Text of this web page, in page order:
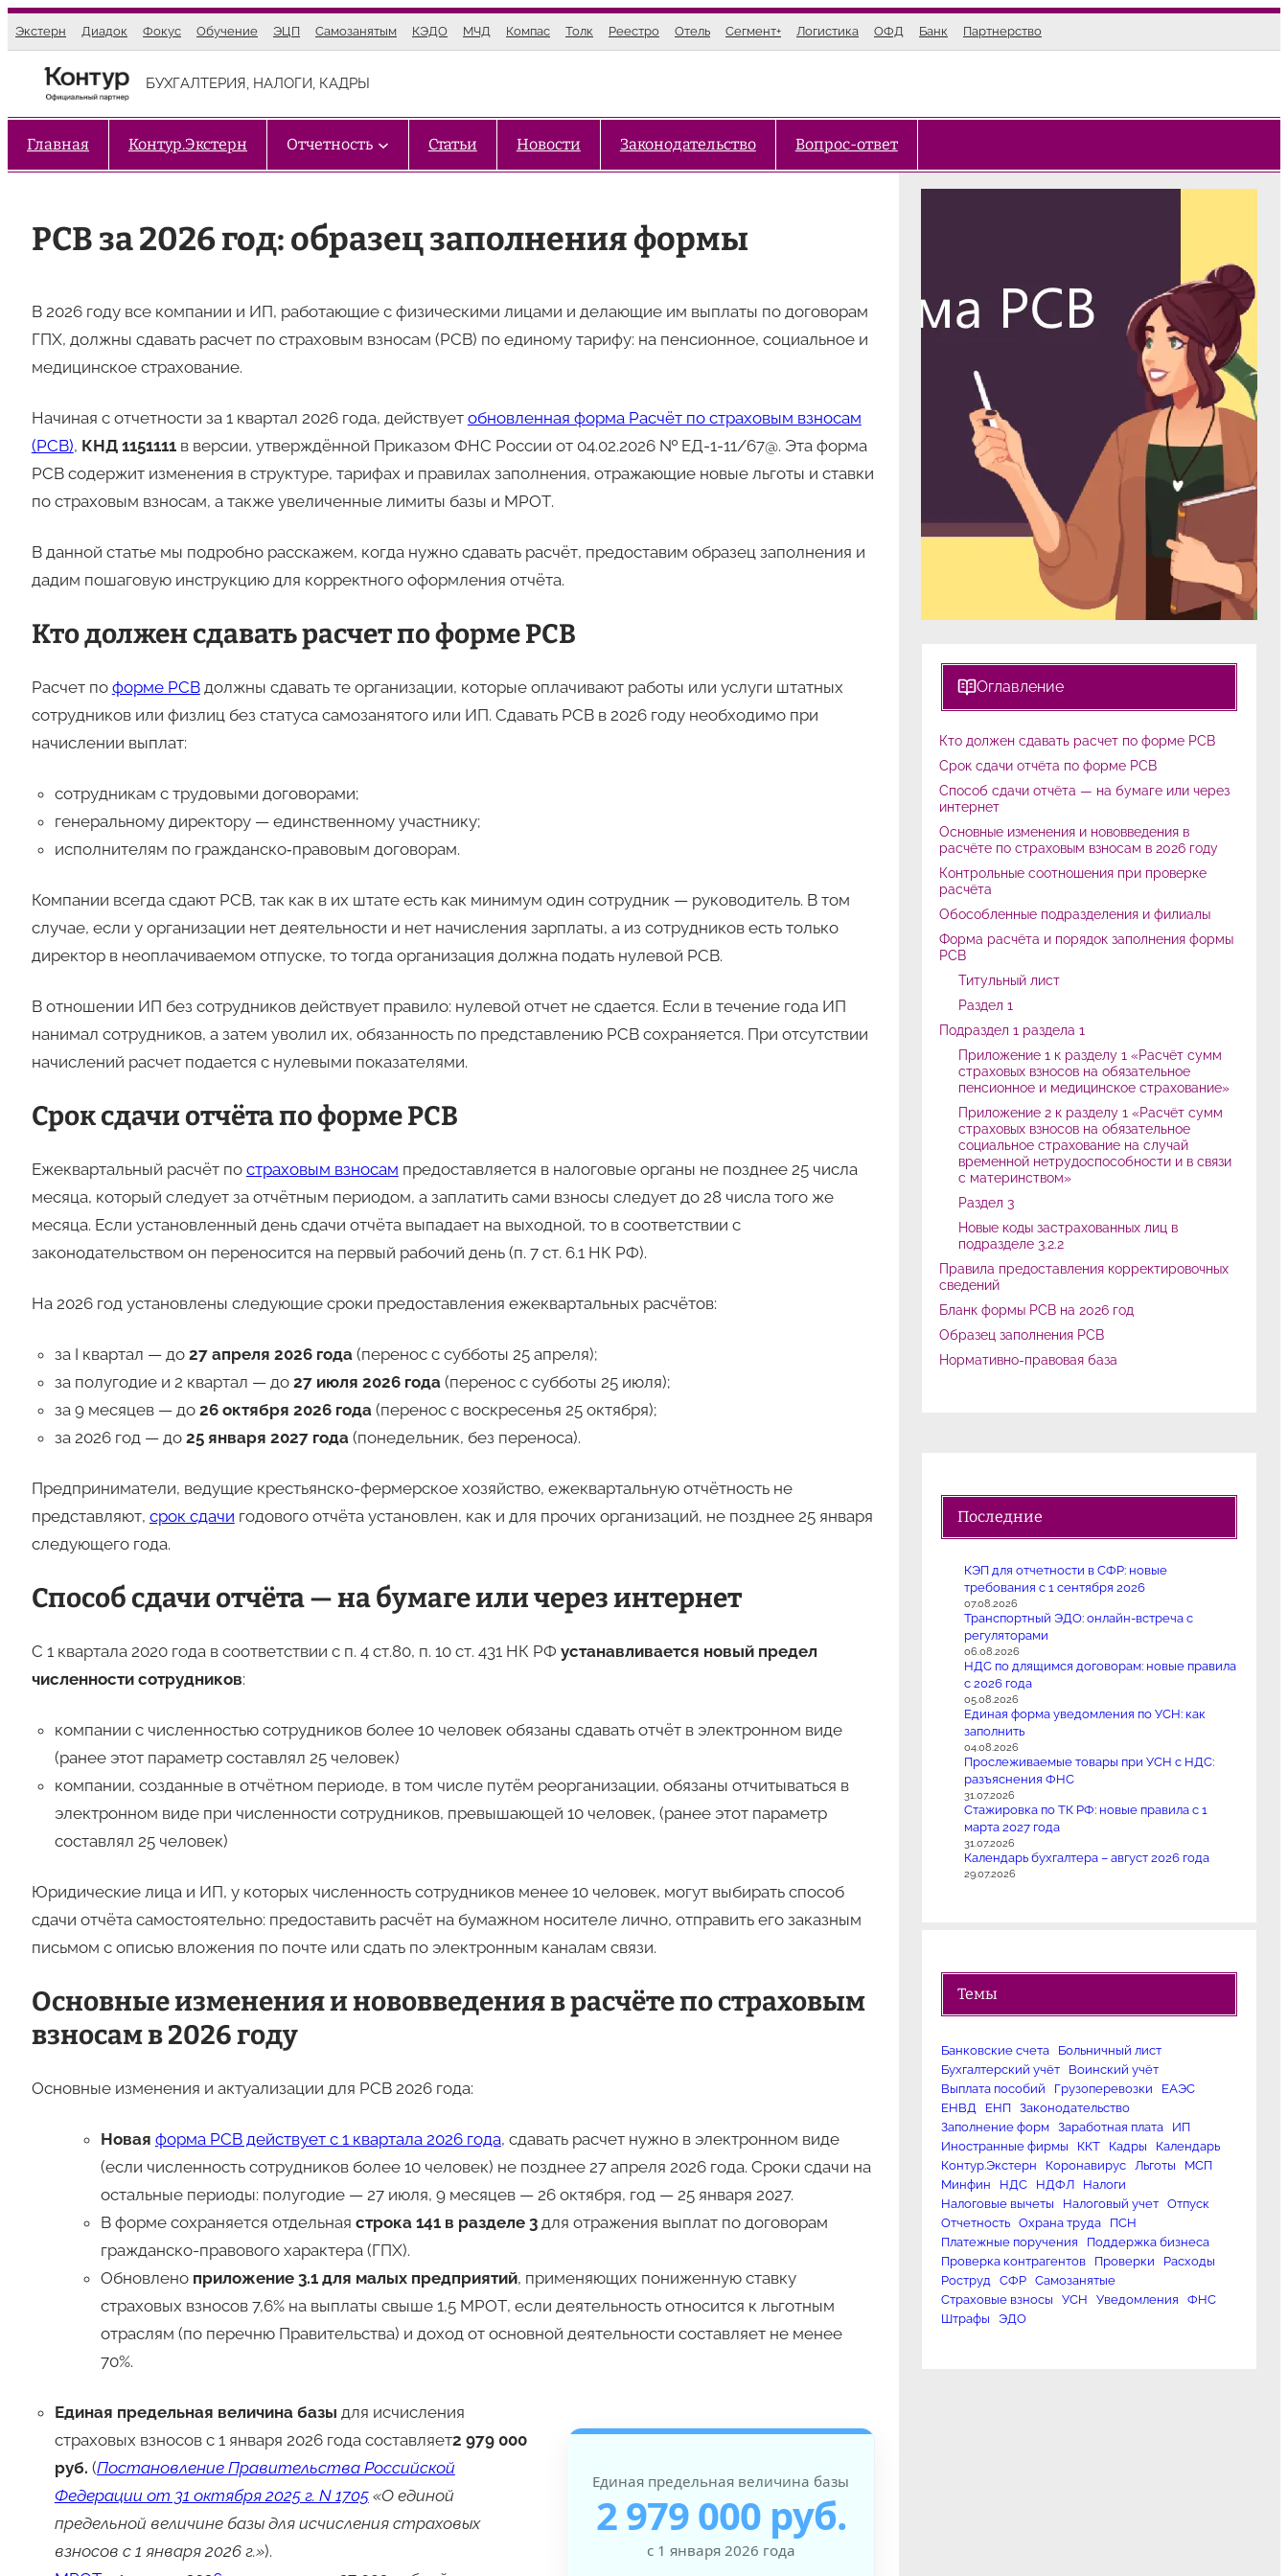
к
содержимому
Экстерн Диадок Фокус Обучение ЭЦП Самозанятым КЭДО МЧД Компас Толк Реестро Отель Сегмент+ Логистика ОФД Банк Партнерство
БУХГАЛТЕРИЯ, НАЛОГИ, КАДРЫ
Главная Контур.Экстерн Отчетность Статьи Новости Законодательство Вопрос-ответ
РСВ за 2026 год: образец заполнения формы
В 2026 году все компании и ИП, работающие с физическими лицами и делающие им выплаты по договорам
ГПХ, должны сдавать расчет по страховым взносам (РСВ) по единому тарифу: на пенсионное, социальное и
медицинское страхование.
Начиная с отчетности за 1 квартал 2026 года, действует обновленная форма Расчёт по страховым взносам
(РСВ), КНД 1151111 в версии, утверждённой Приказом ФНС России от 04.02.2026 № ЕД-1-11/67@. Эта форма
РСВ содержит изменения в структуре, тарифах и правилах заполнения, отражающие новые льготы и ставки
по страховым взносам, а также увеличенные лимиты базы и МРОТ.
В данной статье мы подробно расскажем, когда нужно сдавать расчёт, предоставим образец заполнения и
дадим пошаговую инструкцию для корректного оформления отчёта.
Кто должен сдавать расчет по форме РСВ
Расчет по форме РСВдолжны сдавать те организации, которые оплачивают работы или услуги штатных
сотрудников или физлиц без статуса самозанятого или ИП. Сдавать РСВ в 2026 году необходимо при
начислении выплат:
сотрудникам с трудовыми договорами;
генеральному директору — единственному участнику;
исполнителям по гражданско‑правовым договорам.
Компании всегда сдают РСВ, так как в их штате есть как минимум один сотрудник — руководитель. В том
случае, если у организации нет деятельности и нет начисления зарплаты, а из сотрудников есть только
директор в неоплачиваемом отпуске, то тогда организация должна подать нулевой РСВ.
В отношении ИП без сотрудников действует правило: нулевой отчет не сдается. Если в течение года ИП
нанимал сотрудников, а затем уволил их, обязанность по представлению РСВ сохраняется. При отсутствии
начислений расчет подается с нулевыми показателями.
Срок сдачи отчёта по форме РСВ
Ежеквартальный расчёт по страховым взносам предоставляется в налоговые органы не позднее 25 числа
месяца, который следует за отчётным периодом, а заплатить сами взносы следует до 28 числа того же
месяца. Если установленный день сдачи отчёта выпадает на выходной, то в соответствии с
законодательством он переносится на первый рабочий день (п. 7 ст. 6.1 НК РФ).
На 2026 год установлены следующие сроки предоставления ежеквартальных расчётов:
за I квартал — до 27 апреля 2026 года(перенос с субботы 25 апреля);
за полугодие и 2 квартал — до 27 июля 2026 года(перенос с субботы 25 июля);
за 9 месяцев — до 26 октября 2026 года(перенос с воскресенья 25 октября);
за 2026 год — до 25 января 2027 года(понедельник, без переноса).
Предприниматели, ведущие крестьянско-фермерское хозяйство, ежеквартальную отчётность не
представляют, срок сдачи годового отчёта установлен, как и для прочих организаций, не позднее 25 января
следующего года.
Способ сдачи отчёта — на бумаге или через интернет
С 1 квартала 2020 года в соответствии с п. 4 ст.80, п. 10 ст. 431 НК РФ устанавливается новый предел
численности сотрудников:
компании с численностью сотрудников более 10 человек обязаны сдавать отчёт в электронном виде
(ранее этот параметр составлял 25 человек)
компании, созданные в отчётном периоде, в том числе путём реорганизации, обязаны отчитываться в
электронном виде при численности сотрудников, превышающей 10 человек, (ранее этот параметр
составлял 25 человек)
Юридические лица и ИП, у которых численность сотрудников менее 10 человек, могут выбирать способ
сдачи отчёта самостоятельно: предоставить расчёт на бумажном носителе лично, отправить его заказным
письмом с описью вложения по почте или сдать по электронным каналам связи.
Основные изменения и нововведения в расчёте по страховым
взносам в 2026 году
Основные изменения и актуализации для РСВ 2026 года:
Новая форма РСВ действует с 1 квартала 2026 года, сдавать расчет нужно в электронном виде
(если численность сотрудников более 10 человек) не позднее 27 апреля 2026 года. Сроки сдачи на
остальные периоды: полугодие — 27 июля, 9 месяцев — 26 октября, год — 25 января 2027.
В форме сохраняется отдельная строка 141 в разделе 3для отражения выплат по договорам
гражданско-правового характера (ГПХ).
Обновлено приложение 3.1 для малых предприятий, применяющих пониженную ставку
страховых взносов 7,6% на выплаты свыше 1,5 МРОТ, если деятельность относится к льготным
отраслям (по перечню Правительства) и доход от основной деятельности составляет не менее
70%.
Единая предельная величина базы
2 979 000 руб.
с 1 января 2026 года
Единая предельная величина базы для исчисления
страховых взносов с 1 января 2026 года составляет2 979 000
руб. (Постановление Правительства Российской
Федерации от 31 октября 2025 г. N 1705«О единой
предельной величине базы для исчисления страховых
взносов с 1 января 2026 г.»).
Оглавление
Кто должен сдавать расчет по форме РСВ
Срок сдачи отчёта по форме РСВ
Способ сдачи отчёта — на бумаге или через
интернет
Основные изменения и нововведения в
расчёте по страховым взносам в 2026 году
Контрольные соотношения при проверке
расчёта
Обособленные подразделения и филиалы
Форма расчёта и порядок заполнения формы
РСВ
Титульный лист
Раздел 1
Подраздел 1 раздела 1
Приложение 1 к разделу 1 «Расчёт сумм
страховых взносов на обязательное
пенсионное и медицинское страхование»
Приложение 2 к разделу 1 «Расчёт сумм
страховых взносов на обязательное
социальное страхование на случай
временной нетрудоспособности и в связи
с материнством»
Раздел 3
Новые коды застрахованных лиц в
подразделе 3.2.2
Правила предоставления корректировочных
сведений
Бланк формы РСВ на 2026 год
Образец заполнения РСВ
Нормативно-правовая база
Последние
КЭП для отчетности в СФР: новые
требования с 1 сентября 2026
07.08.2026
Транспортный ЭДО: онлайн-встреча с
регуляторами
06.08.2026
НДС по длящимся договорам: новые правила
с 2026 года
05.08.2026
Единая форма уведомления по УСН: как
заполнить
04.08.2026
Прослеживаемые товары при УСН с НДС:
разъяснения ФНС
31.07.2026
Стажировка по ТК РФ: новые правила с 1
марта 2027 года
31.07.2026
Календарь бухгалтера – август 2026 года
29.07.2026
Темы
Банковские счета
Больничный лист
Бухгалтерский учёт
Воинский учёт
Выплата пособий
Грузоперевозки
ЕАЭС
ЕНВД
ЕНП
Законодательство
Заполнение форм
Заработная плата
ИП
Иностранные фирмы
ККТ Кадры
Календарь
Контур.Экстерн
Коронавирус Льготы
МСП
Минфин
НДС НДФЛ
Налоги
Налоговые вычеты
Налоговый учет
Отпуск
Отчетность
Охрана труда
ПСН
Платежные поручения
Поддержка бизнеса
Проверка контрагентов
Проверки
Расходы
Роструд
СФР
Самозанятые
Страховые взносы
УСН Уведомления
ФНС
Штрафы
ЭДО